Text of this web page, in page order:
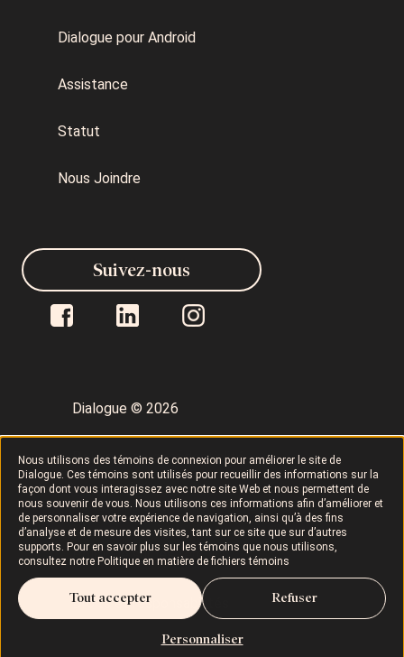
Nous utilisons des témoins de connexion pour améliorer le site de
Dialogue. Ces témoins sont utilisés pour recueillir des informations sur la
façon dont vous interagissez avec notre site Web et nous permettent de
nous souvenir de vous. Nous utilisons ces informations afin d’améliorer et
de personnaliser votre expérience de navigation, ainsi qu’à des fins
d’analyse et de mesure des visites, tant sur ce site que sur d’autres
supports. Pour en savoir plus sur les témoins que nous utilisons,
consultez notre Politique en matière de fichiers témoins
Personnaliser
Tout accepter Refuser
Dialogue pour Android
Assistance
Statut
Nous Joindre
Dialogue © 2026
Politique de confidentialité
Conditions d’utilisation LAPHO
Politique sur les témoins
Droits et responsabilités
Suivez-nous